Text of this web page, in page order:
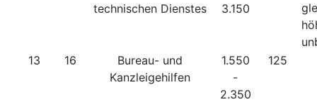
technischen Dienstes
3.150
13 16
Bureau- und
Kanzleigehilfen
1.550
-
2.350
125